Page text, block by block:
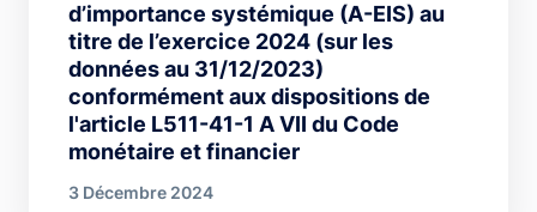
d’importance systémique (A-EIS) au
titre de l’exercice 2024 (sur les
données au 31/12/2023)
conformément aux dispositions de
l'article L511-41-1 A VII du Code
monétaire et financier
3 Décembre 2024